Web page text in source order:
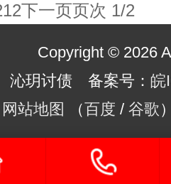
12下一页页次 1/2
Copyright © 2026
沁玥讨债 备案号： 皖
网站地图
（百度 / 谷歌